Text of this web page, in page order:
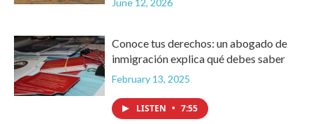
June 12, 2026
Conoce tus derechos: un abogado de
inmigración explica qué debes saber
February 13, 2025
LISTEN • 7:55